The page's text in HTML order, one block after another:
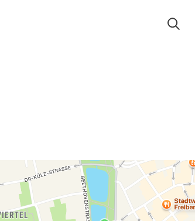
Blog
Partner